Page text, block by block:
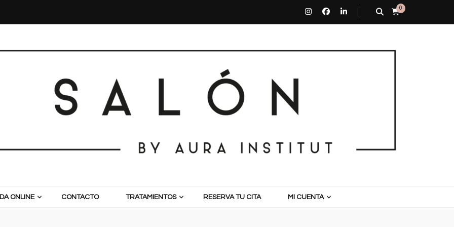
0
ONLINE CONTACTO TRATAMIENTOS RESERVA TU CITA MI CUENTA